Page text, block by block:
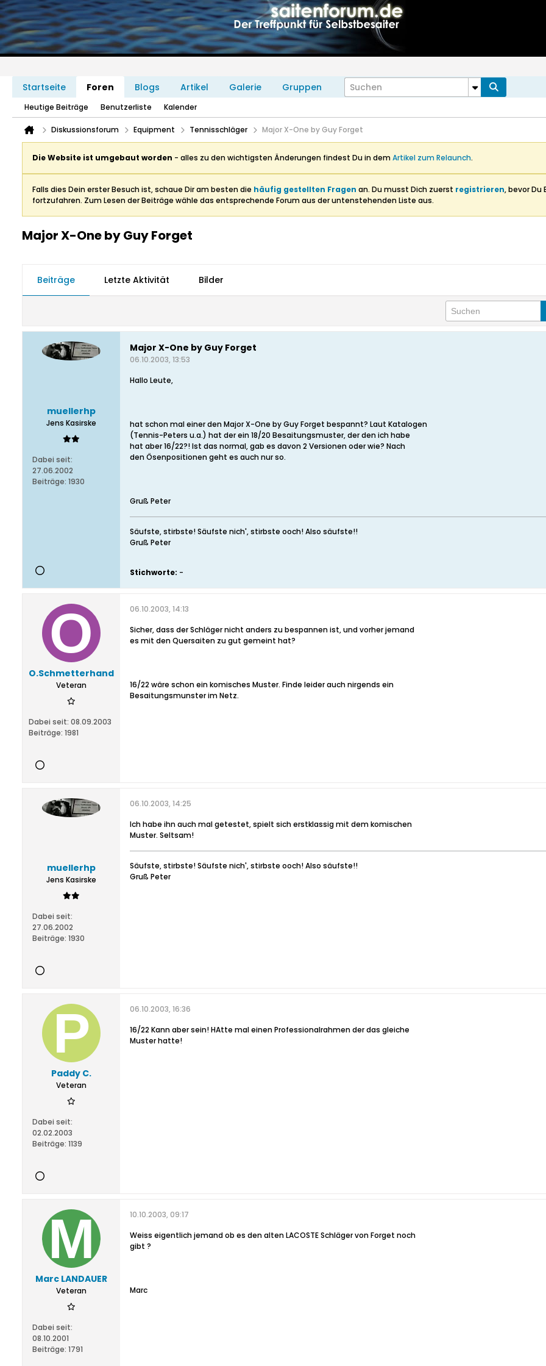
Startseite Foren Blogs Artikel Galerie Gruppen
Heutige Beiträge Benutzerliste Kalender
Diskussionsforum Equipment Tennisschläger Major X-One by Guy Forget
Die Website ist umgebaut worden - alles zu den wichtigsten Änderungen findest Du in demArtikel zum Relaunch.
Falls dies Dein erster Besuch ist, schaue Dir am besten die häufig gestellten Fragen an. Du musst Dich zuerst registrieren, bevor Du
fortzufahren. Zum Lesen der Beiträge wähle das entsprechende Forum aus der untenstehenden Liste aus.
Major X-One by Guy Forget
Beiträge Letzte Aktivität Bilder
muellerhp
Jens Kasirske
Dabei seit:
27.06.2002
Beiträge: 1930
Major X-One by Guy Forget
06.10.2003, 13:53
Hallo Leute,
hat schon mal einer den Major X-One by Guy Forget bespannt? Laut Katalogen
(Tennis-Peters u.a.) hat der ein 18/20 Besaitungsmuster, der den ich habe
hat aber 16/22?! Ist das normal, gab es davon 2 Versionen oder wie? Nach
den Ösenpositionen geht es auch nur so.
Gruß Peter
Säufste, stirbste! Säufste nich', stirbste ooch! Also säufste!!
Gruß Peter
Stichworte: -
O.Schmetterhand
Veteran
Dabei seit: 08.09.2003
Beiträge: 1981
06.10.2003, 14:13
Sicher, dass der Schläger nicht anders zu bespannen ist, und vorher jemand
es mit den Quersaiten zu gut gemeint hat?
16/22 wäre schon ein komisches Muster. Finde leider auch nirgends ein
Besaitungsmunster im Netz.
muellerhp
Jens Kasirske
Dabei seit:
27.06.2002
Beiträge: 1930
06.10.2003, 14:25
Ich habe ihn auch mal getestet, spielt sich erstklassig mit dem komischen
Muster. Seltsam!
Säufste, stirbste! Säufste nich', stirbste ooch! Also säufste!!
Gruß Peter
Paddy C.
Veteran
Dabei seit:
02.02.2003
Beiträge: 1139
06.10.2003, 16:36
16/22 Kann aber sein! HAtte mal einen Professionalrahmen der das gleiche
Muster hatte!
Marc LANDAUER
Veteran
Dabei seit:
08.10.2001
Beiträge: 1791
10.10.2003, 09:17
Weiss eigentlich jemand ob es den alten LACOSTE Schläger von Forget noch
gibt ?
Marc